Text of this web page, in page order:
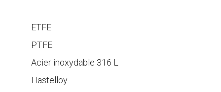
ETFE
PTFE
Acier inoxydable 316 L
Hastelloy